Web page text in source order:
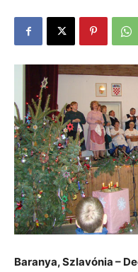
Baranya, Szlavónia –